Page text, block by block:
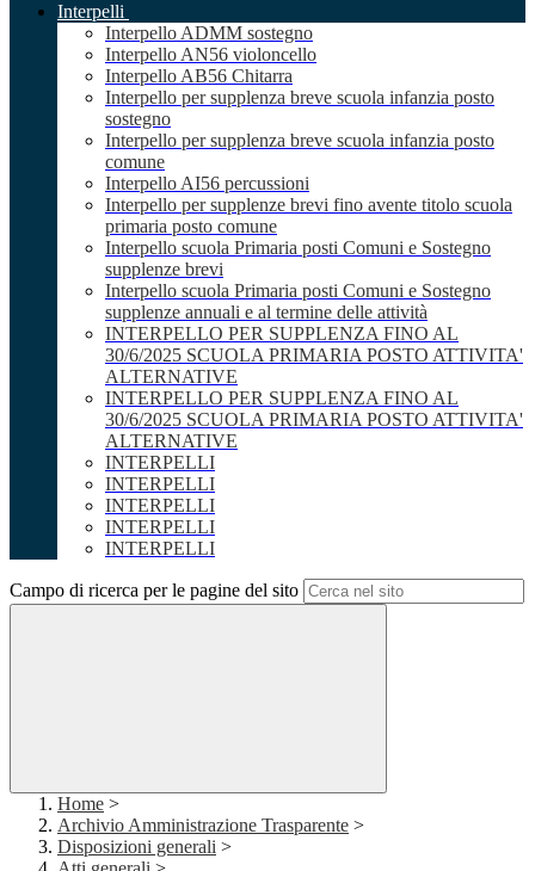
Interpelli
Interpello ADMM sostegno
Interpello AN56 violoncello
Interpello AB56 Chitarra
Interpello per supplenza breve scuola infanzia posto
sostegno
Interpello per supplenza breve scuola infanzia posto
comune
Interpello AI56 percussioni
Interpello per supplenze brevi fino avente titolo scuola
primaria posto comune
Interpello scuola Primaria posti Comuni e Sostegno
supplenze brevi
Interpello scuola Primaria posti Comuni e Sostegno
supplenze annuali e al termine delle attività
INTERPELLO PER SUPPLENZA FINO AL
30/6/2025 SCUOLA PRIMARIA POSTO ATTIVITA'
ALTERNATIVE
INTERPELLO PER SUPPLENZA FINO AL
30/6/2025 SCUOLA PRIMARIA POSTO ATTIVITA'
ALTERNATIVE
INTERPELLI
INTERPELLI
INTERPELLI
INTERPELLI
INTERPELLI
Campo di ricerca per le pagine del sito
Home >
Archivio Amministrazione Trasparente >
Disposizioni generali >